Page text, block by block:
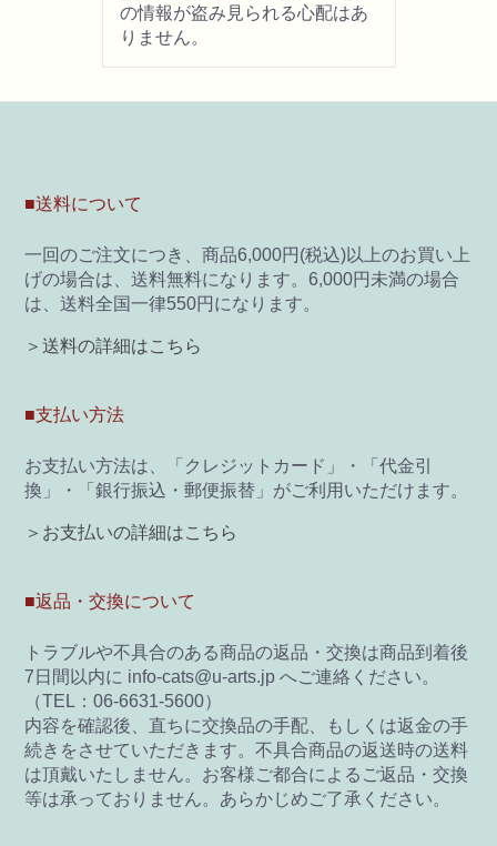
の情報が盗み見られる心配はあ
りません。
■送料について
一回のご注文につき、商品6,000円(税込)以上のお買い上
げの場合は、送料無料になります。6,000円未満の場合
は、送料全国一律550円になります。
＞送料の詳細はこちら
■支払い方法
お支払い方法は、「クレジットカード」・「代金引
換」・「銀行振込・郵便振替」がご利用いただけます。
＞お支払いの詳細はこちら
■返品・交換について
トラブルや不具合のある商品の返品・交換は商品到着後
7日間以内に info-cats@u-arts.jp へご連絡ください。
（TEL：06-6631-5600）
内容を確認後、直ちに交換品の手配、もしくは返金の手
続きをさせていただきます。不具合商品の返送時の送料
は頂戴いたしません。お客様ご都合によるご返品・交換
等は承っておりません。あらかじめご了承ください。